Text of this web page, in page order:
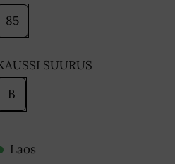
85
SUURUS
B
Laos